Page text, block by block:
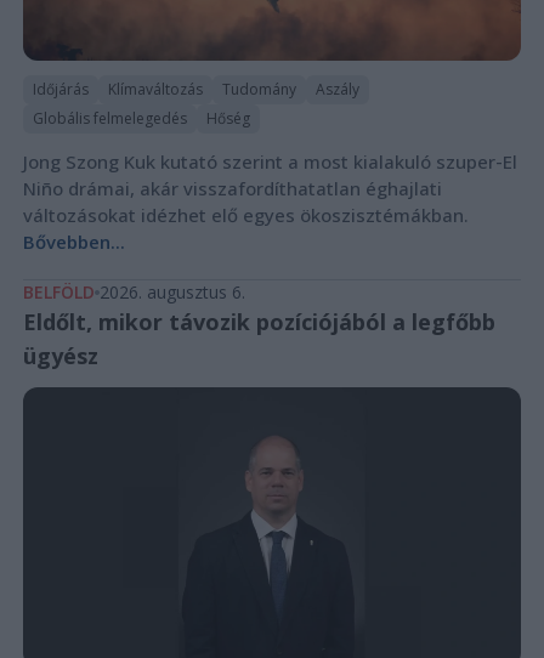
Időjárás Klímaváltozás Tudomány
Aszály
Globális felmelegedés
Hőség
Jong Szong Kuk kutató szerint a most kialakuló szuper-El
Niño drámai, akár visszafordíthatatlan éghajlati
változásokat idézhet elő egyes ökoszisztémákban.
Bővebben...
BELFÖLD 2026. augusztus 6.
Eldőlt, mikor távozik pozíciójából a legfőbb
ügyész